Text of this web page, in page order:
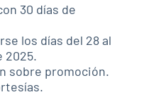
30 días de
los días del 28 al
2025.
sobre promoción.